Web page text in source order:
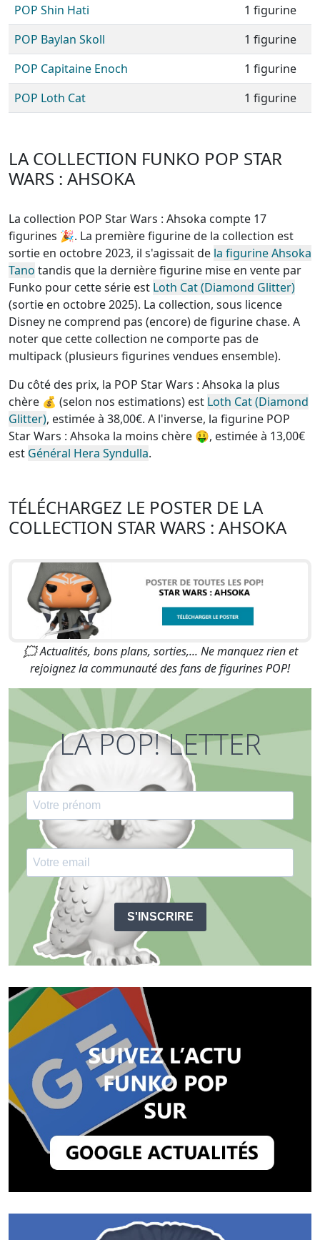
POP Shin Hati
1 figurine
POP Baylan Skoll
1 figurine
POP Capitaine Enoch
1 figurine
POP Loth Cat
1 figurine
LA COLLECTION FUNKO POP STAR
WARS : AHSOKA
La collection POP Star Wars : Ahsoka compte 17
figurines 🎉. La première figurine de la collection est
sortie en octobre 2023, il s'agissait de la figurine Ahsoka
Tano tandis que la dernière figurine mise en vente par
Funko pour cette série est Loth Cat (Diamond Glitter)
(sortie en octobre 2025). La collection, sous licence
Disney ne comprend pas (encore) de figurine chase. A
noter que cette collection ne comporte pas de
multipack (plusieurs figurines vendues ensemble).
Du côté des prix, la POP Star Wars : Ahsoka la plus
chère 💰 (selon nos estimations) est Loth Cat (Diamond
Glitter), estimée à 38,00€. A l'inverse, la figurine POP
Star Wars : Ahsoka la moins chère 🤑, estimée à 13,00€
est Général Hera Syndulla.
TÉLÉCHARGEZ LE POSTER DE LA
COLLECTION STAR WARS : AHSOKA
🗯 Actualités, bons plans, sorties,... Ne manquez rien et
rejoignez la communauté des fans de figurines POP!
LA POP! LETTER
S'INSCRIRE